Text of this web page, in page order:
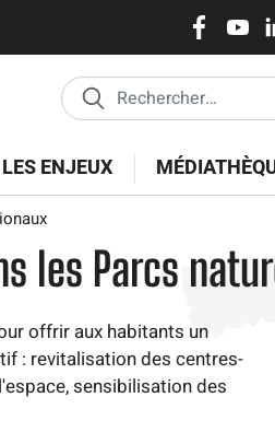
principal
Réseaux
sociaux
LES ENJEUX
les Parcs
offrir aux habitants un
: revitalisation des centres-
sensibilisation des